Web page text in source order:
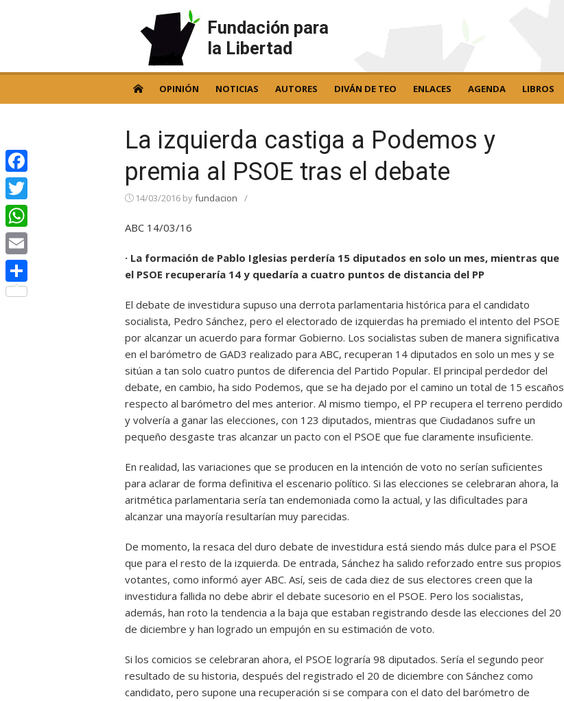
Fundación para
la Libertad
OPINIÓN NOTICIAS AUTORES DIVÁN DE TEO ENLACES AGENDA LIBROS
La izquierda castiga a Podemos y
premia al PSOE tras el debate
14/03/2016 byfundacion /
ABC 14/03/16
· La formación de Pablo Iglesias perdería 15 diputados en solo un mes, mientras que
el PSOE recuperaría 14 y quedaría a cuatro puntos de distancia del PP
El debate de investidura supuso una derrota parlamentaria histórica para el candidato
socialista, Pedro Sánchez, pero el electorado de izquierdas ha premiado el intento del PSOE
por alcanzar un acuerdo para formar Gobierno. Los socialistas suben de manera significativa
en el barómetro de GAD3 realizado para ABC, recuperan 14 diputados en solo un mes y se
sitúan a tan solo cuatro puntos de diferencia del Partido Popular. El principal perdedor del
debate, en cambio, ha sido Podemos, que se ha dejado por el camino un total de 15 escaños
respecto al barómetro del mes anterior. Al mismo tiempo, el PP recupera el terreno perdido
y volvería a ganar las elecciones, con 123 diputados, mientras que Ciudadanos sufre un
pequeño desgaste tras alcanzar un pacto con el PSOE que fue claramente insuficiente.
En realidad, las variaciones que se producen en la intención de voto no serían suficientes
para aclarar de forma definitiva el escenario político. Si las elecciones se celebraran ahora, la
aritmética parlamentaria sería tan endemoniada como la actual, y las dificultades para
alcanzar una mayoría resultarían muy parecidas.
De momento, la resaca del duro debate de investidura está siendo más dulce para el PSOE
que para el resto de la izquierda. De entrada, Sánchez ha salido reforzado entre sus propios
votantes, como informó ayer ABC. Así, seis de cada diez de sus electores creen que la
investidura fallida no debe abrir el debate sucesorio en el PSOE. Pero los socialistas,
además, han roto la tendencia a la baja que estaban registrando desde las elecciones del 20
de diciembre y han logrado un empujón en su estimación de voto.
Si los comicios se celebraran ahora, el PSOE lograría 98 diputados. Sería el segundo peor
resultado de su historia, después del registrado el 20 de diciembre con Sánchez como
candidato, pero supone una recuperación si se compara con el dato del barómetro de
Facebook
Twitter
WhatsApp
Email
Compartir